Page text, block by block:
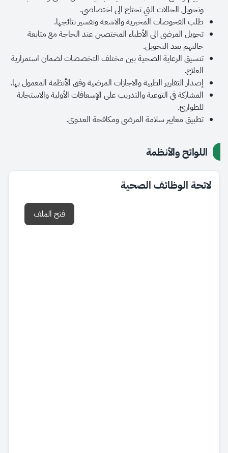
وتحويل الحالات التي تحتاج الى اختصاصي.
طلب الفحوصات المخبرية والاشعة وتفسير نتائجها.
تحويل المرضى الى الأطباء المختصين عند الحاجة مع متابعة
حالتهم بعد التحويل.
تنسيق الرعاية الصحية بين مختلف التخصصات لضمان استمرارية
العلاج.
إصدار التقارير الطبية والاجازات المرضية وفق الأنظمة المعمول بها.
المشاركة في التوعية والتدريب على الإسعافات الأولية والاستجابة
للطوارئ.
تطبيق معايير سلامة المرضى ومكافحة العدوى.
اللوائح والأنظمة
لائحة الوظائف الصحية
فتح الملف